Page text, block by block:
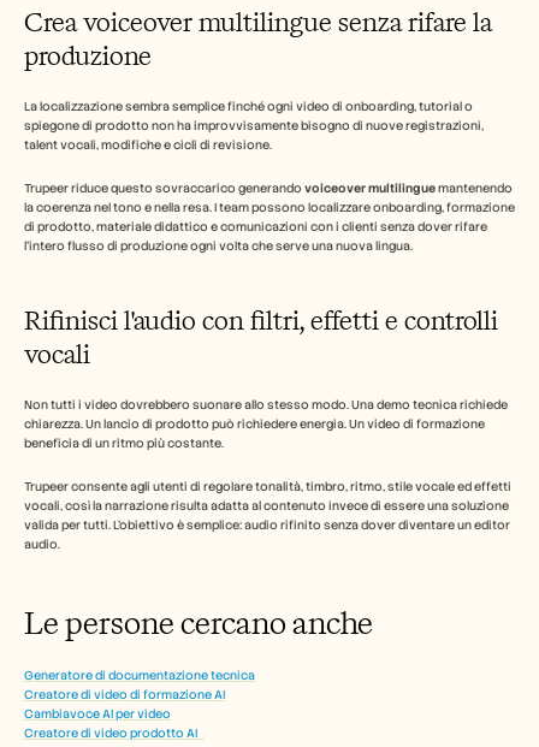
Crea voiceover multilingue senza rifare la
produzione
La localizzazione sembra semplice finché ogni video di onboarding, tutorial o
spiegone di prodotto non ha improvvisamente bisogno di nuove registrazioni,
talent vocali, modifiche e cicli di revisione.
Trupeer riduce questo sovraccarico generando voiceover multilingue mantenendo
la coerenza nel tono e nella resa. I team possono localizzare onboarding, formazione
di prodotto, materiale didattico e comunicazioni con i clienti senza dover rifare
l'intero flusso di produzione ogni volta che serve una nuova lingua.
Rifinisci l'audio con filtri, effetti e controlli
vocali
Non tutti i video dovrebbero suonare allo stesso modo. Una demo tecnica richiede
chiarezza. Un lancio di prodotto può richiedere energia. Un video di formazione
beneficia di un ritmo più costante.
Trupeer consente agli utenti di regolare tonalità, timbro, ritmo, stile vocale ed effetti
vocali, così la narrazione risulta adatta al contenuto invece di essere una soluzione
valida per tutti. L'obiettivo è semplice: audio rifinito senza dover diventare un editor
audio.
Le persone cercano anche
Generatore di documentazione tecnica
Creatore di video di formazione AI
Cambiavoce AI per video
Creatore di video prodotto AI